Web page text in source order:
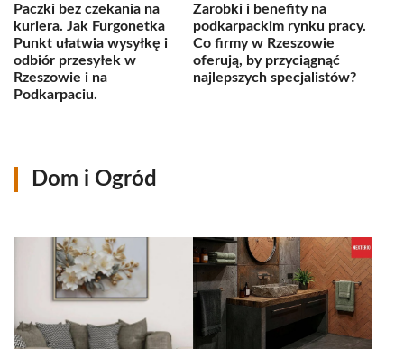
Paczki bez czekania na
kuriera. Jak Furgonetka
Punkt ułatwia wysyłkę i
odbiór przesyłek w
Rzeszowie i na
Podkarpaciu.
Zarobki i benefity na
podkarpackim rynku pracy.
Co firmy w Rzeszowie
oferują, by przyciągnąć
najlepszych specjalistów?
Dom i Ogród